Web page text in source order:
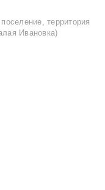
поселение, территория
Ивановка)